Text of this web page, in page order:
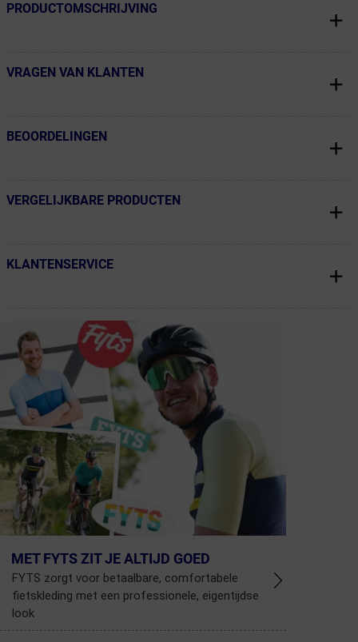
← Terug naar productnavigatie
PRODUCTOMSCHRIJVING
← Terug naar productnavigatie
VRAGEN VAN KLANTEN
← Terug naar productnavigatie
BEOORDELINGEN
← Terug naar productnavigatie
VERGELIJKBARE PRODUCTEN
← Terug naar productnavigatie
KLANTENSERVICE
MET FYTS ZIT JE ALTIJD GOED
FYTS zorgt voor betaalbare, comfortabele
fietskleding met een professionele, eigentijdse
look